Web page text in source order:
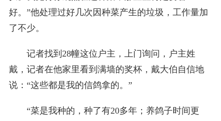
好。”他处理过好几次因种菜产生的垃圾，工作量加
了不少。
记者找到28幢这位户主，上门询问，户主姓
戴，记者在他家里看到满墙的奖杯，戴大伯自信地
说：“这些都是我的信鸽拿的。”
“菜是我种的，种了有20多年；养鸽子时间更